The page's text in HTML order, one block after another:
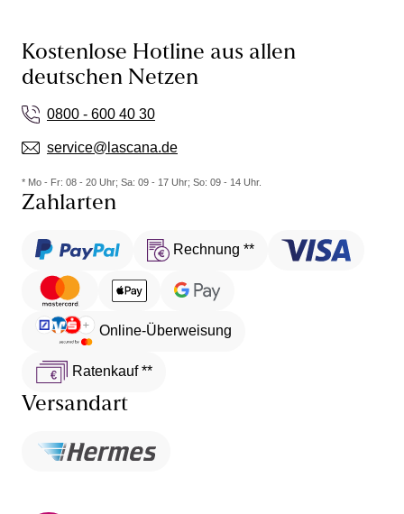
Kostenlose Hotline aus allen
deutschen Netzen
0800 - 600 40 30
service@lascana.de
* Mo - Fr: 08 - 20 Uhr; Sa: 09 - 17 Uhr; So: 09 - 14 Uhr.
Zahlarten
Rechnung **
Online-Überweisung
Ratenkauf **
Versandart